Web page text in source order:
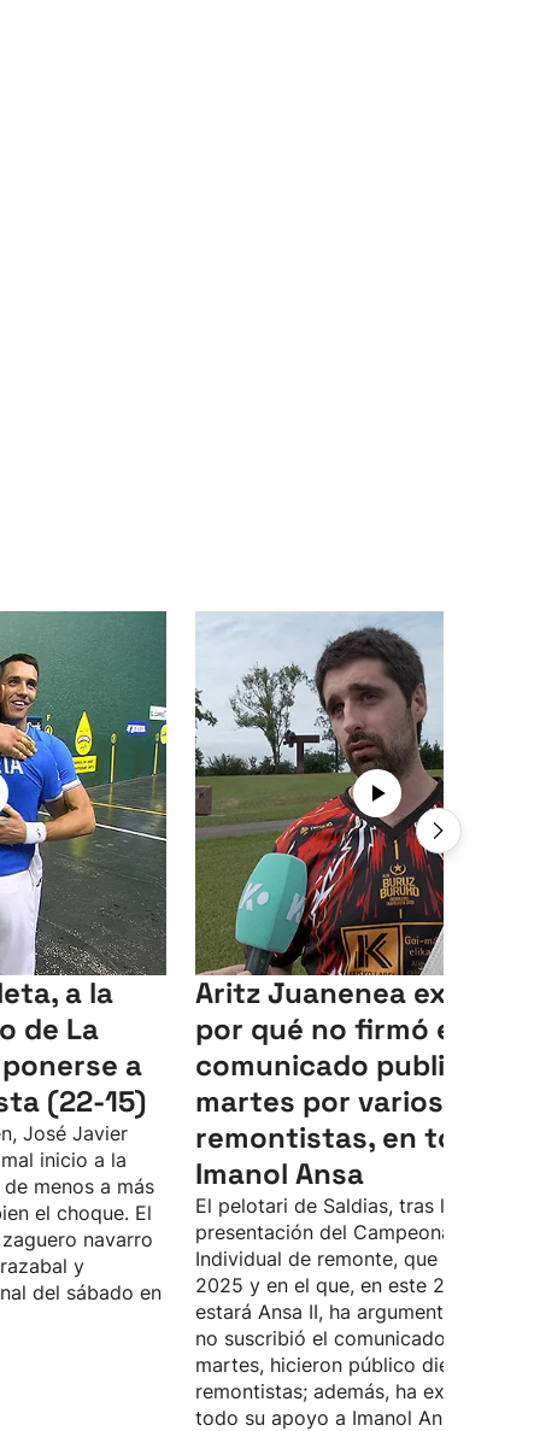
a la
de La
a
(22-15)
José Javier
inicio a la
menos a más
el choque. El
navarro
y
del sábado en
Aritz Juanenea explica
por qué no firmó el
comunicado publicado
martes por varios
remontistas, en torno a
Imanol Ansa
El pelotari de Saldias, tras la
presentación del Campeonato
Individual de remonte, que ganó en
2025 y en el que, en este 2026, no
estará Ansa II, ha argumentado por
no suscribió el comunicado que, el
martes, hicieron público dieciocho
remontistas; además, ha expresado
todo su apoyo a Imanol Ansa